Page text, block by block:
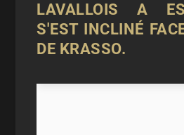
LAVALLOIS A
S'EST INCLINÉ
DE KRASSO.